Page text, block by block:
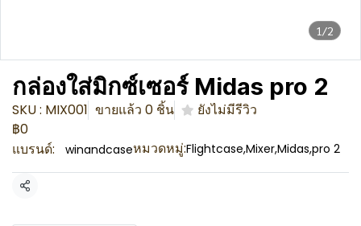
1/2
กล่องใส่มิกซ์เซอร์ Midas pro 2
SKU : MIX001 ขายแล้ว 0 ชิ้น
ยังไม่มีรีวิว
฿0
แบรนด์:
winandcaseหมวดหมู่:Flightcase,Mixer,Midas,pro 2
แชร์